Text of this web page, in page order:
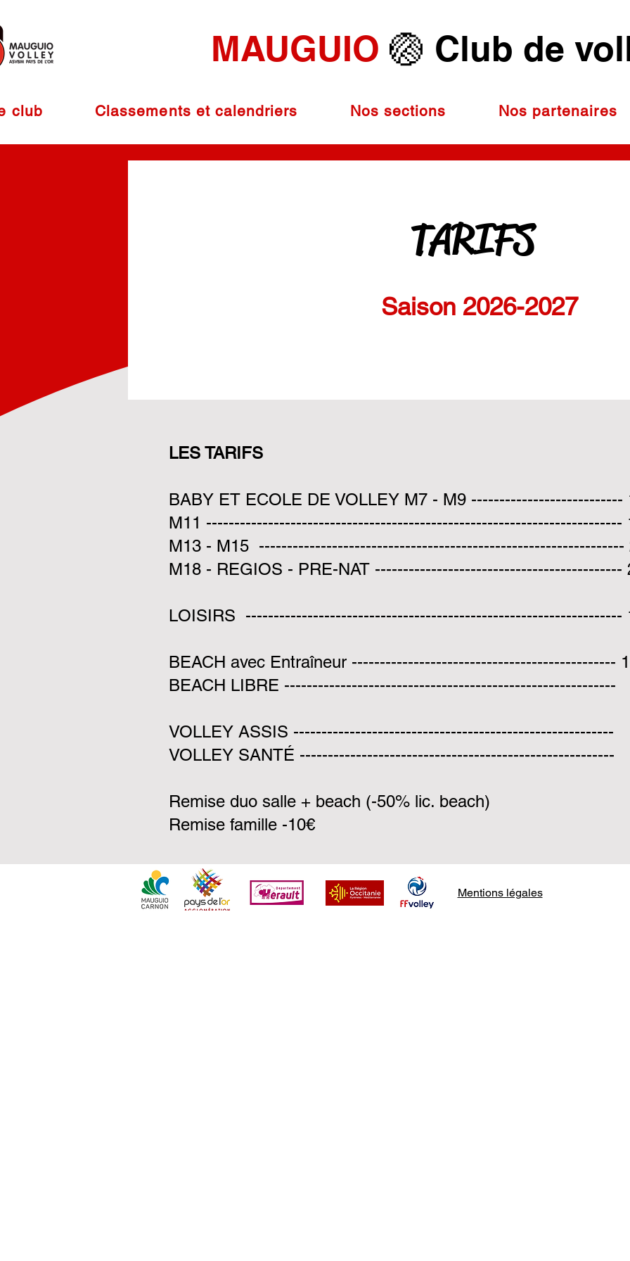
MAUGUIO 🏐 Club de
club Classements et calendriers Nos sections Nos partenaires
Inscriptions
TARIFS
Saison 2026-2027
LES TARIFS
BABY ET ECOLE DE VOLLEY M7 - M9 ---------------------------
M11 --------------------------------------------------------------------------
M13 - M15 -----------------------------------------------------------------
M18 - REGIOS - PRE-NAT --------------------------------------------
LOISIRS -------------------------------------------------------------------
BEACH avec Entraîneur -----------------------------------------------
BEACH LIBRE -----------------------------------------------------------
VOLLEY ASSIS ---------------------------------------------------------
VOLLEY SANTÉ --------------------------------------------------------
Remise duo salle + beach (-50% lic. beach)
Remise famille -10€
Mentions légales